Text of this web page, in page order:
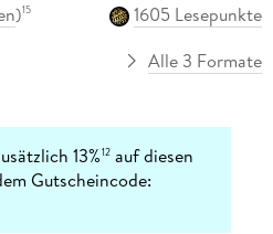
)15
1605 Lesepunkte
Alle 3 Formate
13%12 auf diesen
Gutscheincode: